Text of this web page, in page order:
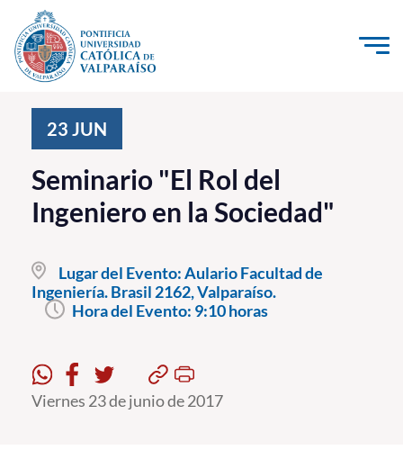
Click acá para ir directamente al contenido
Investigación, Creación e Innovación
PUCV Internacional
Vinculación con el Medio
Admisión
Pregrado
Formación Continua
23 JUN
Seminario "El Rol del
Ingeniero en la Sociedad"
Lugar del Evento:Aulario Facultad de
Ingeniería. Brasil 2162, Valparaíso.
Hora del Evento: 9:10 horas
Viernes 23 de junio de 2017